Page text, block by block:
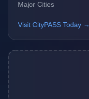
Major Cities
Visit CityPASS Today →